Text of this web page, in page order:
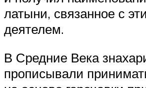
латыни, связанное с
деятелем.
В Средние Века
прописывали